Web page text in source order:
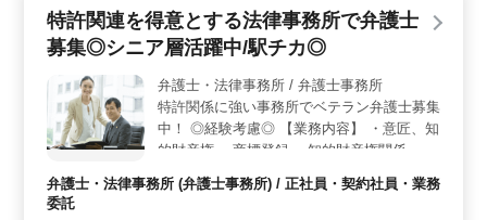
ニティが形成されています。 ＜業務内容の多様性
＞ この法律事務所では、広告審査から契約書の作成・
きます。日々変化する法律環境に対応し、クライアント
のニーズに応えるために、柔軟かつ幅広いスキルを身に
付けることができます。また従業員向けのコンプライア
ンス教育など、社内規程の整備も重要な業務の一つで
くの好立地に位置し、通勤が便利です。週休2日制で残業
も少なめなので、仕事とプライベートの両立がしやすく
特許関連を得意とする法律事務所で弁護士
募集◎シニア層活躍中/駅チカ◎
弁護士・法律事務所 / 弁護士事務所
特許関係に強い事務所でベテラン弁護士募集
中！ ◎経験考慮◎ 【業務内容】 ・意匠、知
的財産権 ・商標登録 ・知的財産権関係 ・技
用実績あり ・未経験分野サポート 特許関連
弁護士・法律事務所 (弁護士事務所) / 正社員・契約社員・業務
委託